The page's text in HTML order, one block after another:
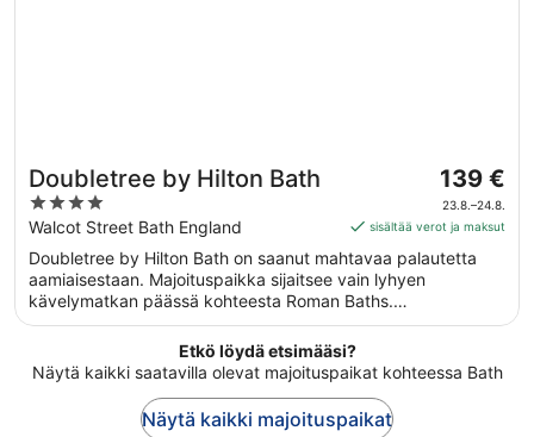
Doubletree by Hilton Bath
4
out
of
5
Walcot Street Bath England
Hinta
on
139 €
per
yö
24.8.
139 €
23.8.–24.8.
sisältää verot ja maksut
Doubletree by Hilton Bath on saanut mahtavaa palautetta
aamiaisestaan. Majoituspaikka sijaitsee vain lyhyen
kävelymatkan päässä kohteesta Roman Baths.
Majoituspaikka tarjoaa esimerkiksi ilmaisen Wi-Fi-yhteyden
yleisissä tiloissa sekä ravintolan ja ympäri vuorokauden auki
olevan kuntokeskuksen. Tämän majoituspaikan tarjoamiin
lemmikkipalveluihin kuuluu ruoka- ja vesikulhot.
Etkö löydä etsimääsi?
Näytä kaikki saatavilla olevat majoituspaikat kohteessa Bath
Näytä kaikki majoituspaikat